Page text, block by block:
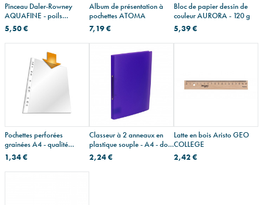
Pinceau Daler-Rowney
AQUAFINE - poils
synthétiques - série 50
traceur long
5,50 €
Album de présentation à
pochettes ATOMA
7,19 €
Bloc de papier dessin de
couleur AURORA - 120 g
5,39 €
Pochettes perforées
grainées A4 - qualité
économique
1,34 €
Classeur à 2 anneaux en
plastique souple - A4 - dos
2,2 cm
2,24 €
Latte en bois Aristo GEO
COLLEGE
2,42 €